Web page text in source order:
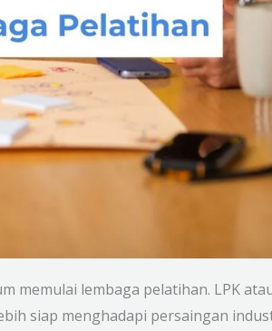
memulai lembaga pelatihan. LPK
siap menghadapi persaingan